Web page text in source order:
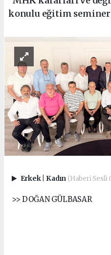
konulu eğitim
Erkek Kadın (Haberi Sesli
>> DOĞAN GÜLBASAR